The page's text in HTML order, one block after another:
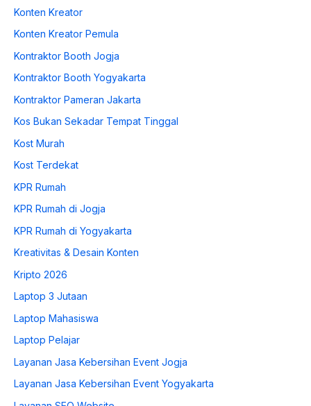
Konten Kreator
Konten Kreator Pemula
Kontraktor Booth Jogja
Kontraktor Booth Yogyakarta
Kontraktor Pameran Jakarta
Kos Bukan Sekadar Tempat Tinggal
Kost Murah
Kost Terdekat
KPR Rumah
KPR Rumah di Jogja
KPR Rumah di Yogyakarta
Kreativitas & Desain Konten
Kripto 2026
Laptop 3 Jutaan
Laptop Mahasiswa
Laptop Pelajar
Layanan Jasa Kebersihan Event Jogja
Layanan Jasa Kebersihan Event Yogyakarta